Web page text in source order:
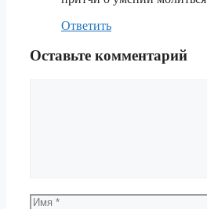
Ответить
Оставьте комментарий
Имя